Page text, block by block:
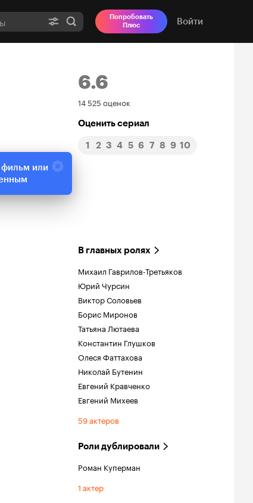
Попробовать
Плюс
Войти
6.6
Рейтинг
Кинопоиска
6.6
14 525 оценок
Оценить сериал
1 2 3 4 5 6 7 8 9 10
В главных ролях
Михаил Гаврилов-Третьяков
Юрий Чурсин
Виктор Соловьев
Борис Миронов
Татьяна Лютаева
Константин Глушков
Олеся Фаттахова
Николай Бутенин
Евгений Кравченко
Евгений Михеев
59 актеров
Роли дублировали
Роман Куперман
1 актер
или